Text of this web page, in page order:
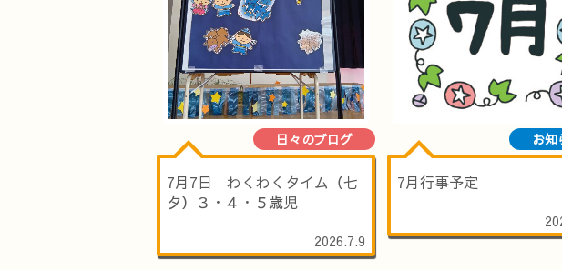
日々のブログ
7月7日 わくわくタイム（七
夕）３・４・５歳児
2026.7.9
お知
7月行事予定